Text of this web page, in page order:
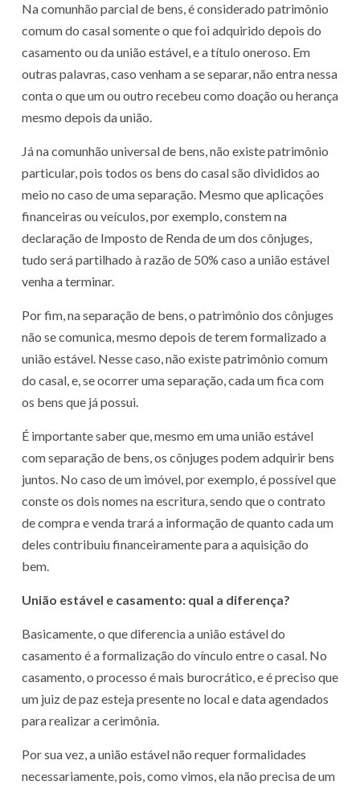
Na comunhão parcial de bens, é considerado patrimônio
comum do casal somente o que foi adquirido depois do
casamento ou da união estável, e a título oneroso. Em
outras palavras, caso venham a se separar, não entra nessa
conta o que um ou outro recebeu como doação ou herança
mesmo depois da união.
Já na comunhão universal de bens, não existe patrimônio
particular, pois todos os bens do casal são divididos ao
meio no caso de uma separação. Mesmo que aplicações
financeiras ou veículos, por exemplo, constem na
declaração de Imposto de Renda de um dos cônjuges,
tudo será partilhado à razão de 50% caso a união estável
venha a terminar.
Por fim, na separação de bens, o patrimônio dos cônjuges
não se comunica, mesmo depois de terem formalizado a
união estável. Nesse caso, não existe patrimônio comum
do casal, e, se ocorrer uma separação, cada um fica com
os bens que já possui.
É importante saber que, mesmo em uma união estável
com separação de bens, os cônjuges podem adquirir bens
juntos. No caso de um imóvel, por exemplo, é possível que
conste os dois nomes na escritura, sendo que o contrato
de compra e venda trará a informação de quanto cada um
deles contribuiu financeiramente para a aquisição do
bem.
União estável e casamento: qual a diferença?
Basicamente, o que diferencia a união estável do
casamento é a formalização do vínculo entre o casal. No
casamento, o processo é mais burocrático, e é preciso que
um juiz de paz esteja presente no local e data agendados
para realizar a cerimônia.
Por sua vez, a união estável não requer formalidades
necessariamente, pois, como vimos, ela não precisa de um